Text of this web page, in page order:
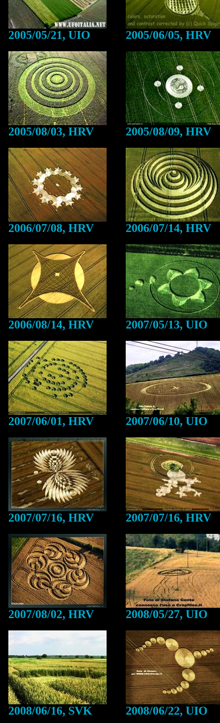
2005/05/21, UIO 2005/06/05, HRV
2005/08/03, HRV 2005/08/09, HRV
2006/07/08, HRV 2006/07/14, HRV
2006/08/14, HRV 2007/05/13, UIO
2007/06/01, HRV 2007/06/10, UIO
2007/07/16, HRV 2007/07/16, HRV
2007/08/02, HRV 2008/05/27, UIO
2008/06/16, SVK 2008/06/22, UIO